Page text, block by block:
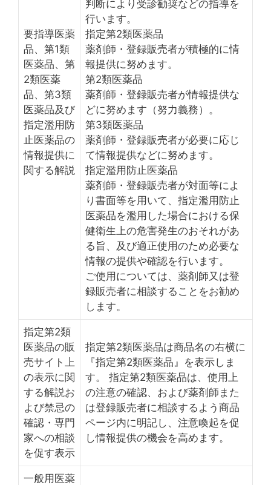
要指導医薬
品、第1類
医薬品、第
2類医薬
品、第3類
医薬品及び
指定濫用防
止医薬品の
情報提供に
関する解説
判断により受診勧奨などの指導を
行います。
指定第2類医薬品
薬剤師・登録販売者が積極的に情
報提供に努めます。
第2類医薬品
薬剤師・登録販売者が情報提供な
どに努めます（努力義務）。
第3類医薬品
薬剤師・登録販売者が必要に応じ
て情報提供などに努めます。
指定濫用防止医薬品
薬剤師・登録販売者が対面等によ
り書面等を用いて、指定濫用防止
医薬品を濫用した場合における保
健衛生上の危害発生のおそれがあ
る旨、及び適正使用のため必要な
情報の提供や確認を行います。
ご使用については、薬剤師又は登
録販売者に相談することをお勧め
します。
指定第2類
医薬品の販
売サイト上
の表示に関
する解説お
よび禁忌の
確認・専門
家への相談
を促す表示
指定第2類医薬品は商品名の右横に
『指定第2類医薬品』を表示しま
す。 指定第2類医薬品は、使用上
の注意の確認、および薬剤師また
は登録販売者に相談するよう商品
ページ内に明記し、注意喚起を促
し情報提供の機会を高めます。
一般用医薬